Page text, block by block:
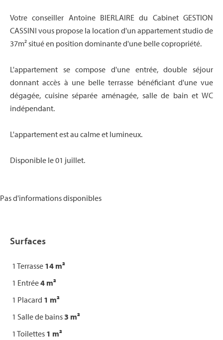
Votre conseiller Antoine BIERLAIRE du Cabinet GESTION
CASSINI vous propose la location d'un appartement studio de
37m² situé en position dominante d'une belle copropriété.
L'appartement se compose d'une entrée, double séjour
donnant accès à une belle terrasse bénéficiant d'une vue
dégagée, cuisine séparée aménagée, salle de bain et WC
indépendant.
L'appartement est au calme et lumineux.
Disponible le 01 juillet.
Pas d'informations disponibles
Surfaces
1 Terrasse 14 m²
1 Entrée4 m²
1 Placard 1 m²
1 Salle de bains3 m²
1 Toilettes 1 m²